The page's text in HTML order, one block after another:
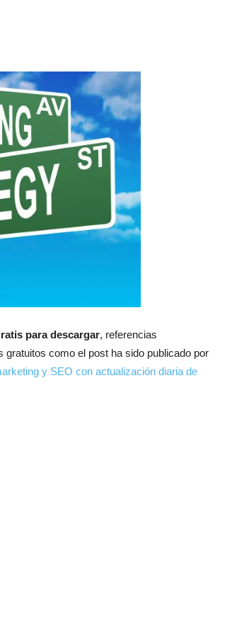
para descargar, referencias
gratuitos como el post ha sido publicado por
y SEO con actualización diaria de